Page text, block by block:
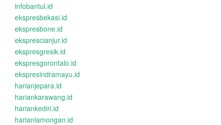
infobantul.id
ekspresbekasi.id
ekspresbone.id
eksprescianjur.id
ekspresgresik.id
ekspresgorontalo.id
ekspresindramayu.id
harianjepara.id
hariankarawang.id
hariankediri.id
harianlamongan.id